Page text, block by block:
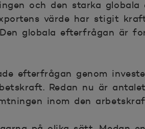
och den starka
värde har stigit
globala efterfrågan är
efterfrågan genom
Redan nu är
inom den